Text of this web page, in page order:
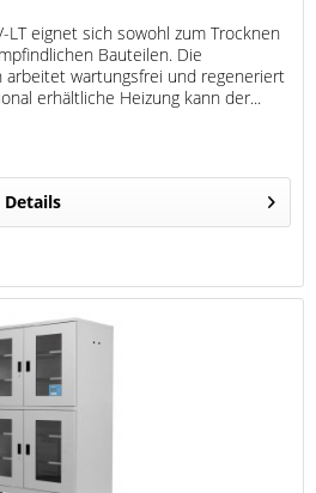
LT eignet sich sowohl zum Trocknen
Bauteilen. Die
wartungsfrei und regeneriert
erhältliche Heizung kann der...
Details